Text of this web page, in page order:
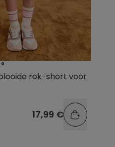
rok-short voor
17,99 €